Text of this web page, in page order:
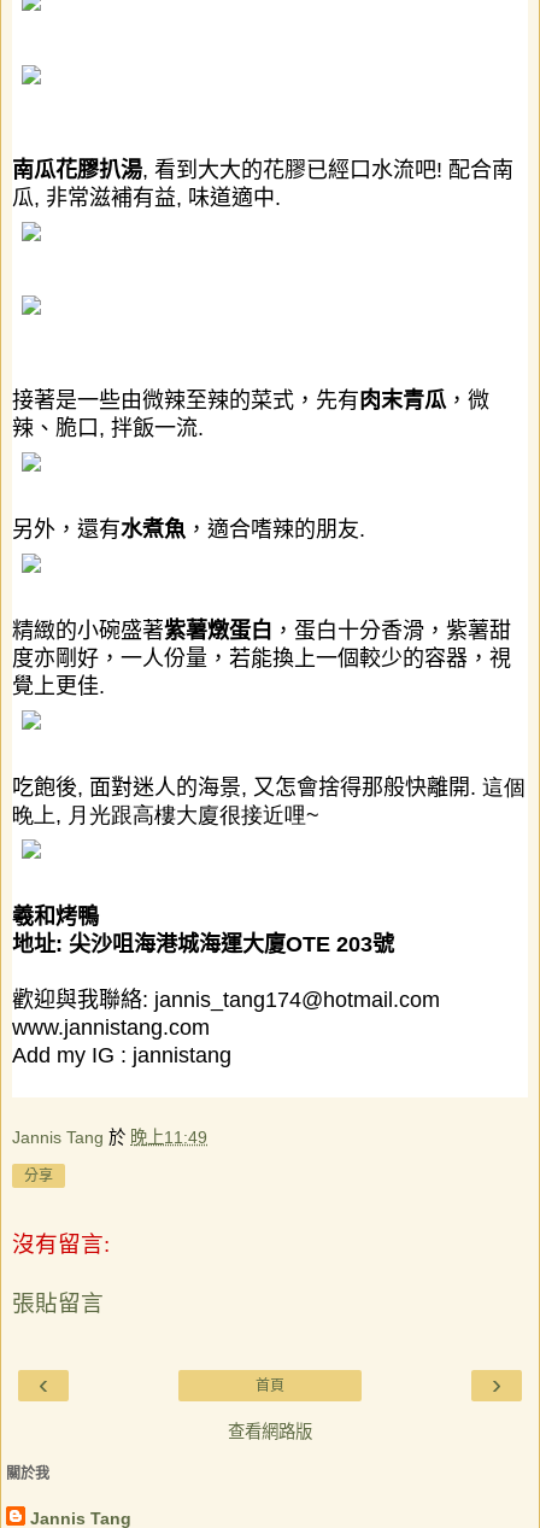
南瓜花膠扒湯, 看到大大的花膠已經口水流吧! 配合南
瓜, 非常滋補有益, 味道適中.
接著是一些由微辣至辣的菜式，先有 肉末青瓜，微
辣、脆口 , 拌飯一流.
另外，還有水煮魚 ，適合嗜辣的朋友.
精緻的小碗盛著紫薯燉蛋白 ，蛋白十分香滑，紫薯甜
度亦剛好，一人份量，若能換上一個較少的容器，視
覺上更佳.
吃飽後, 面對迷人的海景, 又怎會捨得那般快離開. 這個
晚上, 月光跟高樓大廈很接近哩~
羲和烤鴨
地址: 尖沙咀海港城海運大廈OTE 203號
歡迎與我聯絡: jannis_tang174@hotmail.com
www.jannistang.com
Add my IG : jannistang
Jannis Tang 於 晚上11:49
分享
沒有留言:
張貼留言
‹ ›
首頁
查看網路版
關於我
Jannis Tang